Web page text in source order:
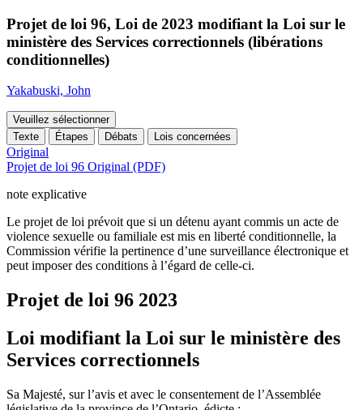
Projet de loi 96, Loi de 2023 modifiant la Loi sur le
ministère des Services correctionnels (libérations
conditionnelles)
Yakabuski, John
Veuillez sélectionner
Texte
Étapes Débats Lois concernées
Original
Projet de loi 96 Original (PDF)
note explicative
Le projet de loi prévoit que si un détenu ayant commis un acte de
violence sexuelle ou familiale est mis en liberté conditionnelle, la
Commission vérifie la pertinence d’une surveillance électronique et
peut imposer des conditions à l’égard de celle-ci.
Projet de loi 96 2023
Loi modifiant la Loi sur le ministère des
Services correctionnels
Sa Majesté, sur l’avis et avec le consentement de l’Assemblée